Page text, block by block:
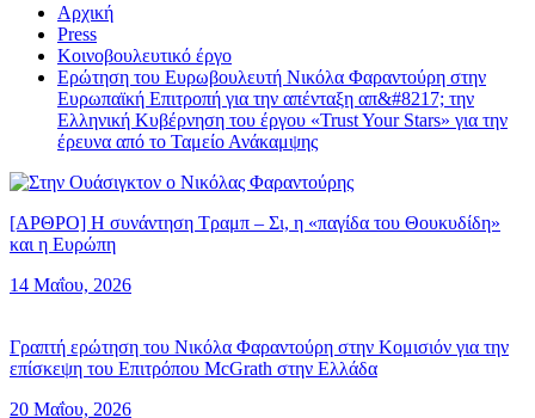
Αρχική
Press
Κοινοβουλευτικό έργο
Ερώτηση του Ευρωβουλευτή Νικόλα Φαραντούρη στην
Ευρωπαϊκή Επιτροπή για την απένταξη απ&#8217; την
Ελληνική Κυβέρνηση του έργου «Trust Your Stars» για την
έρευνα από το Ταμείο Ανάκαμψης
[ΑΡΘΡΟ] Η συνάντηση Τραμπ – Σι, η «παγίδα του Θουκυδίδη»
και η Ευρώπη
14 Μαΐου, 2026
Γραπτή ερώτηση του Νικόλα Φαραντούρη στην Κομισιόν για την
επίσκεψη του Επιτρόπου McGrath στην Ελλάδα
20 Μαΐου, 2026